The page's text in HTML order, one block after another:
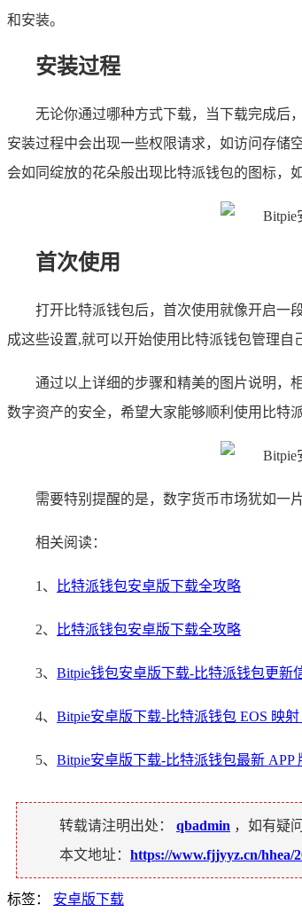
和安装。
安装过程
无论你通过哪种方式下载，当下载完成后
安装过程中会出现一些权限请求，如访问存储
会如同绽放的花朵般出现比特派钱包的图标，如
首次使用
打开比特派钱包后，首次使用就像开启一
成这些设置,就可以开始使用比特派钱包管理自
通过以上详细的步骤和精美的图片说明，
数字资产的安全，希望大家能够顺利使用比特
需要特别提醒的是，数字货币市场犹如一
相关阅读：
1、 比特派钱包安卓版下载全攻略
2、 比特派钱包安卓版下载全攻略
3、 Bitpie钱包安卓版下载-比特派钱包更新
4、 Bitpie安卓版下载-比特派钱包 EOS 映
5、 Bitpie安卓版下载-比特派钱包最新 APP
转载请注明出处： qbadmin ，如有疑
本文地址： https://www.fjjyyz.cn/hhea/
标签： 安卓版下载